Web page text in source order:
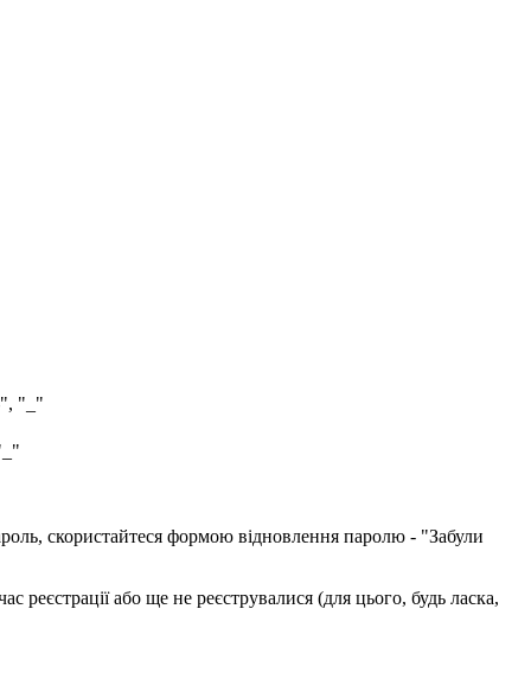
", "_"
скористайтеся формою відновлення паролю - "Забули
або ще не реєструвалися (для цього, будь ласка,